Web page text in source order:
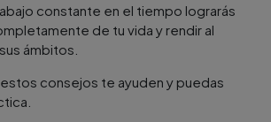
constante en el tiempo lograrás
de tu vida y rendir al
ámbitos.
consejos te ayuden y puedas